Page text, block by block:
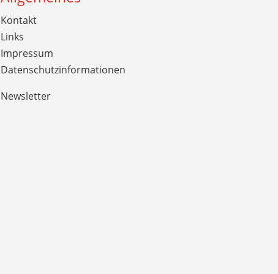
Kontakt
Links
Impressum
Datenschutzinformationen
Newsletter